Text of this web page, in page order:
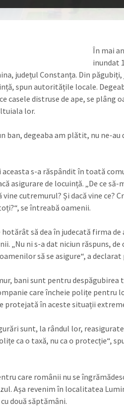
În mai
inundat
județul Constanța. Din
spun autoritățile locale.
casele distruse de ape, se plâng
lor.
ban, degeaba am plătit, nu ne-au
aceasta s-a răspândit în toată
asigurare de locuință. „De ce să-
vine cutremurul? Și dacă vine ce?
se întreabă oamenii.
să dea în judecată firma
„Nu ni s-a dat niciun răspuns,
să se asigure“, a
bani sunt pentru despăgubirea
care încheie polițe pentru
protejată în aceste situații
sunt, la rândul lor,
ca o taxă, nu ca o protecție“,
care românii nu se
Așa revenim în localitatea
două săptămâni.